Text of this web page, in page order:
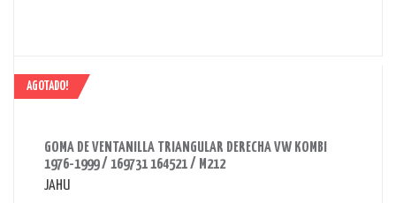
AGOTADO!
GOMA DE VENTANILLA TRIANGULAR DERECHA VW KOMBI
1976-1999 / 169731 164521 / M212
JAHU